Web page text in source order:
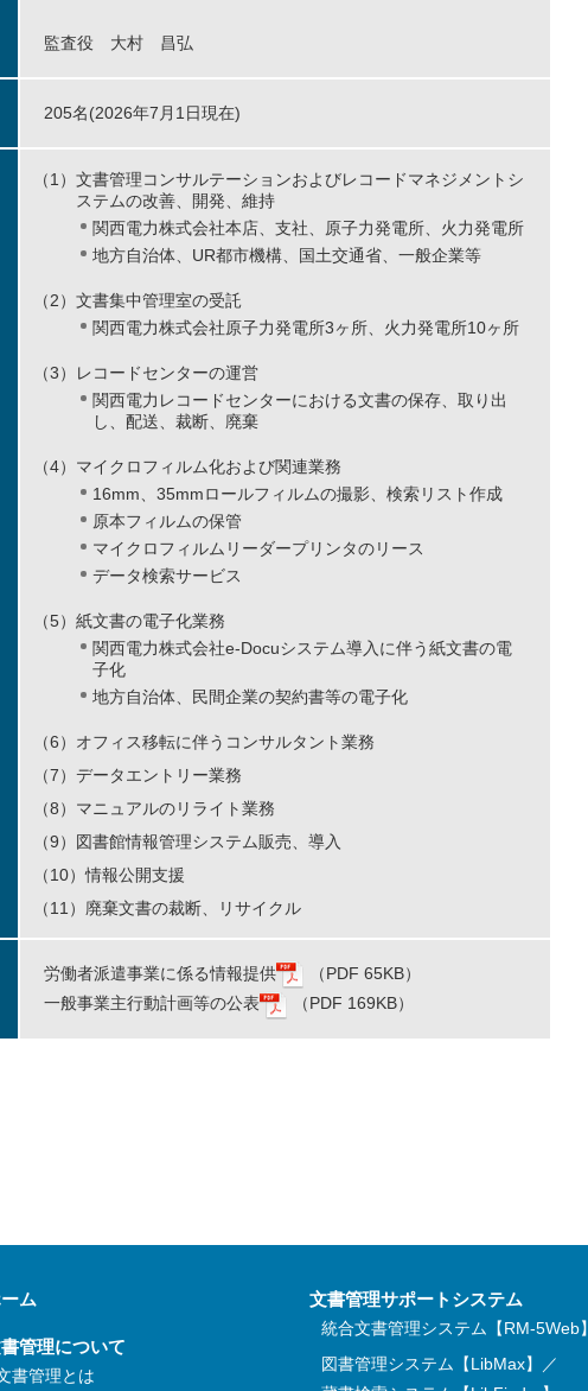
監査役 大村 昌弘
205名(2026年7月1日現在)
（1）文書管理コンサルテーションおよびレコードマネジメントシ
ステムの改善、開発、維持
関西電力株式会社本店、支社、原子力発電所、火力発電所
地方自治体、UR都市機構、国土交通省、一般企業等
（2）文書集中管理室の受託
関西電力株式会社原子力発電所3ヶ所、火力発電所10ヶ所
（3）レコードセンターの運営
関西電力レコードセンターにおける文書の保存、取り出
し、配送、裁断、廃棄
（4）マイクロフィルム化および関連業務
16mm、35mmロールフィルムの撮影、検索リスト作成
原本フィルムの保管
マイクロフィルムリーダープリンタのリース
データ検索サービス
（5）紙文書の電子化業務
関西電力株式会社e-Docuシステム導入に伴う紙文書の電
子化
地方自治体、民間企業の契約書等の電子化
（6）オフィス移転に伴うコンサルタント業務
（7）データエントリー業務
（8）マニュアルのリライト業務
（9）図書館情報管理システム販売、導入
（10）情報公開支援
（11）廃棄文書の裁断、リサイクル
労働者派遣事業に係る情報提供
（PDF 65KB）
⼀般事業主⾏動計画等の公表
（PDF 169KB）
ム
管理について
書管理とは
文書管理サポートシステム
統合文書管理システム【RM-5Web】
図書管理システム【LibMax】／